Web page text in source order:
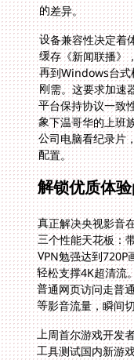
的差异。
设备兼容性决定着
缓存《新闻联播》
再到Windows台
刚需。这要求加速
平台保持协议一致
象下温哥华的上班
公司电脑看纪录
配置。
解锁优质体
真正解决央视影音
三个性能天花板：
VPN勉强达到
轻松支撑4K超清
普通网页访问走普
等影音流量，瞬间
上周首尔游戏开发
工具测试国内新游
亡；换成影音/游戏
放流畅自如。所有
账号和观看记录不
生每周视频会议时